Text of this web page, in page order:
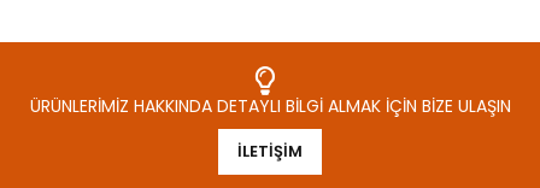
ÜRÜNLERIMIZ HAKKINDA DETAYLI BILGI ALMAK İÇIN BIZE ULAŞIN
İLETIŞIM